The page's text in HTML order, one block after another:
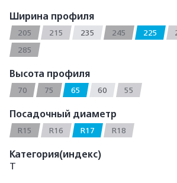
Ширина профиля
205 215 235 245 225
285
Высота профиля
70 75 65 60 55
Посадочный диаметр
R15 R16 R17 R18
Категория(индекс)
T